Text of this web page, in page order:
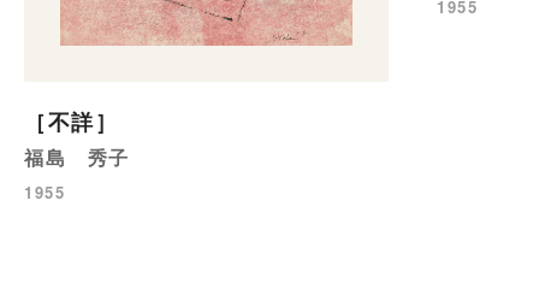
［不詳］
福島 秀子
1955
1955